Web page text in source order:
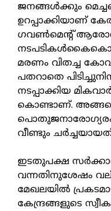
ജനങ്ങള്‍ക്കും
ഉറപ്പാക്കിയാണ്
ഗവണ്‍മെന്റ്
മരണം വിതച്ച
പതറാതെ
നടപ്പാക്കിയ
കൊണ്ടാണ്.
വീണ്ടും
ഇടതുപക്ഷ
വന്നതിനുശേഷം
മേഖലയില്‍
കേന്ദ്രങ്ങളുടെ